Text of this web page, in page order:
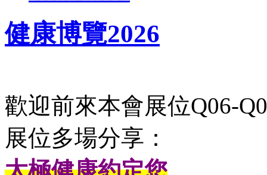
健康博覽2026
歡迎前來本會展位Q06-
展位多場分享：